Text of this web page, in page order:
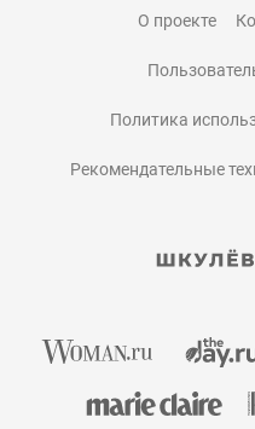
О проекте
Политика
Рекомендательные